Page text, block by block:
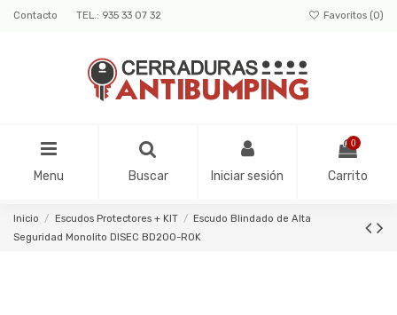
Contacto TEL.: 935 33 07 32 Favoritos (0)
Menu Buscar Iniciar sesión
0
Carrito
Inicio Escudos Protectores + KIT
Escudo Blindado de Alta
Seguridad Monolito DISEC BD200-ROK